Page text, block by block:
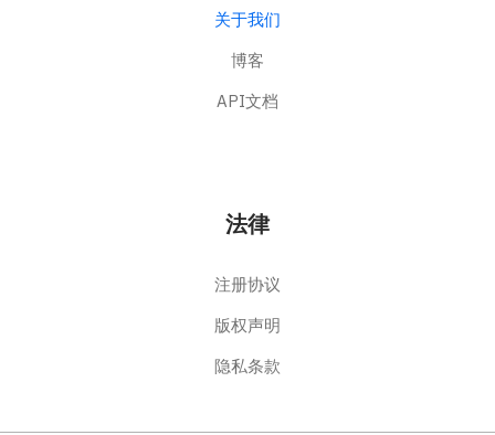
关于我们
博客
API文档
法律
注册协议
版权声明
隐私条款